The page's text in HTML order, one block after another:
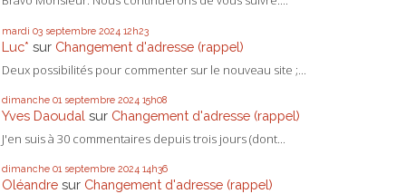
mardi 03 septembre 2024 12h23
Luc* sur Changement d'adresse (rappel)
Deux possibilités pour commenter sur le nouveau site ;...
dimanche 01 septembre 2024 15h08
Yves Daoudal sur Changement d'adresse (rappel)
J'en suis à 30 commentaires depuis trois jours (dont...
dimanche 01 septembre 2024 14h36
Oléandre sur Changement d'adresse (rappel)